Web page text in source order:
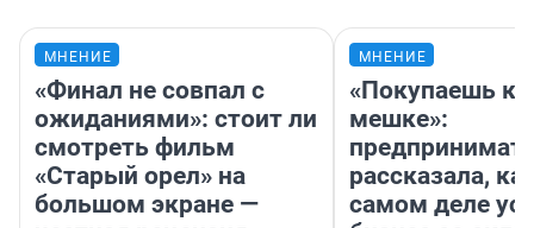
МНЕНИЕ
«Финал не совпал с
ожиданиями»: стоит ли
смотреть фильм
«Старый орел» на
большом экране —
МНЕНИЕ
«Покупаешь
мешке»:
рассказала,
самом деле